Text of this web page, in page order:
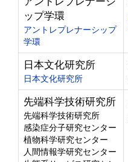
ップ学環
アントレプレナーシップ
学環
日本文化研究所
日本文化研究所
先端科学技術研究所
先端科学技術研究所
感染症分子研究センター
植物科学研究センター
人間情報学研究センター